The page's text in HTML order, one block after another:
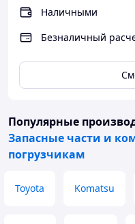
Наличными
Безналичный
Популярные
Запасные части и
погрузчикам
Toyota Komatsu